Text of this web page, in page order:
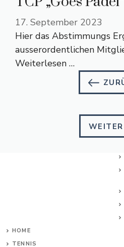
17. September 2023
Hier das Abstimmungs
ausserordentlichen
Weiterlesen …
WEITER
HOME
TENNIS